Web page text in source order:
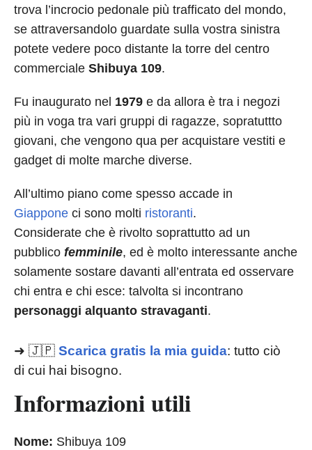
trova l’incrocio pedonale più trafficato del mondo,
se attraversandolo guardate sulla vostra sinistra
potete vedere poco distante la torre del centro
commerciale Shibuya 109.
Fu inaugurato nel 1979 e da allora è tra i negozi
più in voga tra vari gruppi di ragazze, sopratuttto
giovani, che vengono qua per acquistare vestiti e
gadget di molte marche diverse.
All’ultimo piano come spesso accade in
Giappone ci sono molti ristoranti.
Considerate che è rivolto soprattutto ad un
pubblico femminile, ed è molto interessante anche
solamente sostare davanti all’entrata ed osservare
chi entra e chi esce: talvolta si incontrano
personaggi alquanto stravaganti.
➜ 🇯🇵 Scarica gratis la mia guida: tutto ciò
di cui hai bisogno.
Informazioni utili
Nome: Shibuya 109